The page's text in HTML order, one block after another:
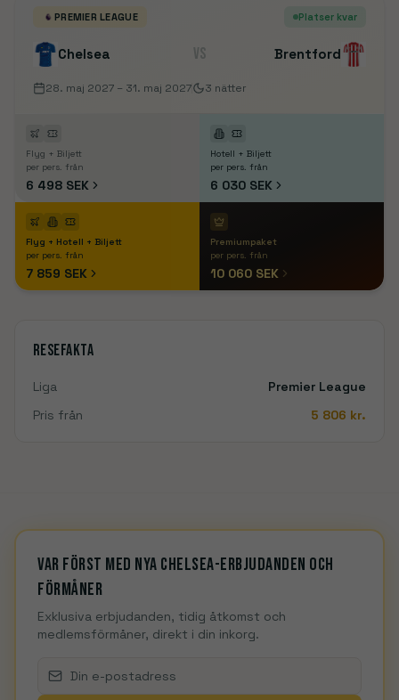
PREMIER LEAGUE Platser kvar
Chelsea VS Brentford
28. maj 2027 – 31. maj 2027 3 nätter
Flyg + Biljett
per pers. från
6 498 SEK
Hotell + Biljett
per pers. från
6 030 SEK
Flyg + Hotell + Biljett
per pers. från
7 859 SEK
Premiumpaket
per pers. från
10 060 SEK
Resefakta
Liga
Premier League
Pris från
5 806 kr.
Var först med nya Chelsea-erbjudanden och
förmåner
Exklusiva erbjudanden, tidig åtkomst och
medlemsförmåner, direkt i din inkorg.